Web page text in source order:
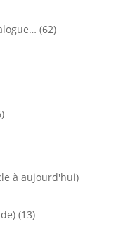
(62)
à aujourd'hui)
(13)